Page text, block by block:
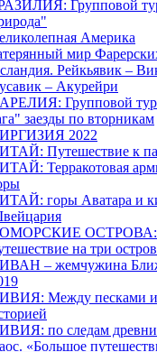
Групповой
Америка
мир
Рейкьявик –
– Акурейри
Групповой тур
заезды по вторникам
2022
Путешествие к
Терракотовая
горы Аватара и
ОСТРОВА:
на три
– жемчужина
Между песками и
по следам
«Большое